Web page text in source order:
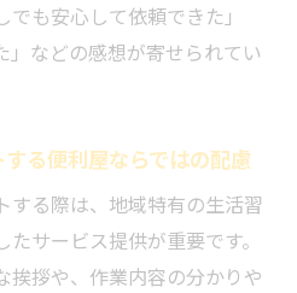
も安心して依頼できた」
」などの感想が寄せられてい
る便利屋ならではの配慮
する際は、地域特有の生活習
サービス提供が重要です。
挨拶や、作業内容の分かりや